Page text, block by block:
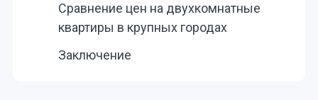
Сравнение цен на двухкомнатные
квартиры в крупных городах
Заключение